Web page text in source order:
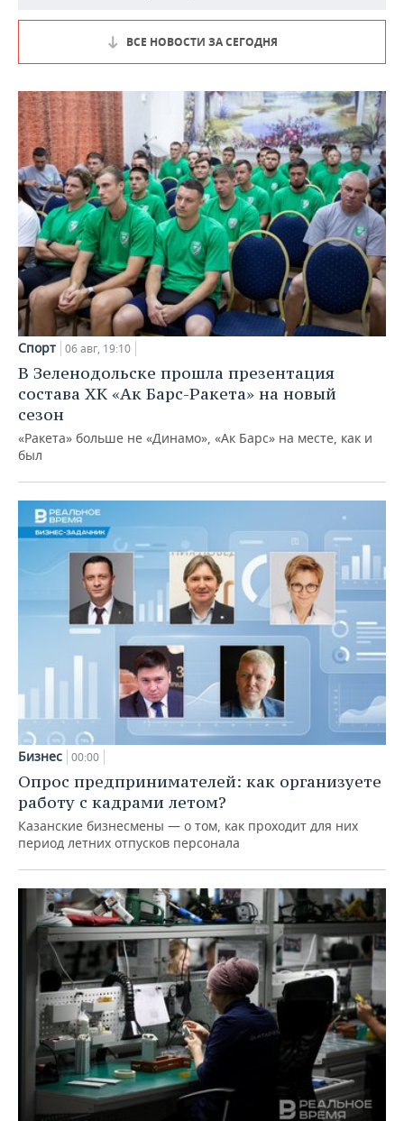
ВСЕ НОВОСТИ ЗА СЕГОДНЯ
Спорт 06 авг, 19:10
В Зеленодольске прошла презентация
состава ХК «Ак Барс-Ракета» на новый
сезон
«Ракета» больше не «Динамо», «Ак Барс» на месте, как и
был
Бизнес 00:00
Опрос предпринимателей: как организуете
работу с кадрами летом?
Казанские бизнесмены — о том, как проходит для них
период летних отпусков персонала